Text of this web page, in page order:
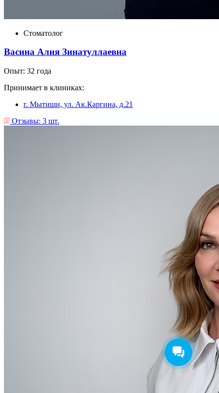
Стоматолог
Васина Алия Зинатуллаевна
Опыт: 32 года
Принимает в клиниках:
г. Мытищи, ул. Ак.Каргина, д.21
Отзывы: 3 шт.